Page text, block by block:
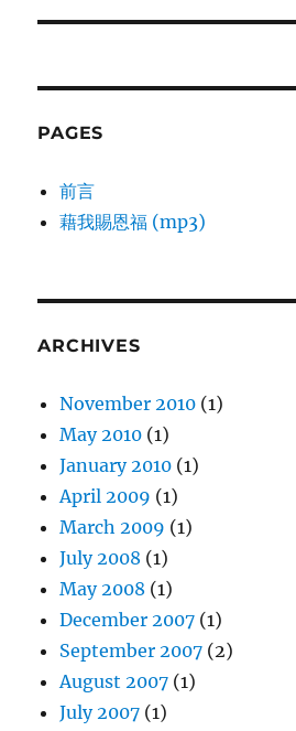
PAGES
前言
藉我賜恩福 (mp3)
ARCHIVES
November 2010 (1)
May 2010 (1)
January 2010 (1)
April 2009 (1)
March 2009 (1)
July 2008 (1)
May 2008 (1)
December 2007 (1)
September 2007 (2)
August 2007 (1)
July 2007 (1)